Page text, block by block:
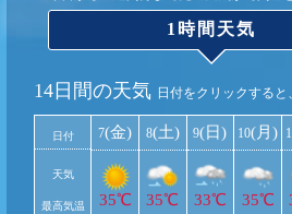
1時間天気
14日間の天気 日付をクリックすると
日付
天気
最高気温
7(金)
35℃
8(土)
35℃
9(日)
33℃
10(月)
35℃